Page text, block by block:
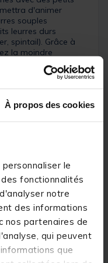
À propos des cookies
le
fonctionnalités
notre
des informations
nos partenaires de
qui peuvent
que
d'animer
souples
leurres durs
spintail). Grâce à
la moindre
cannes CEANA
de pêcheurs
jerkbait / au
Les blanks
très
et en carbone
tenu des
et de la justesse
vous vous
lorsque vous